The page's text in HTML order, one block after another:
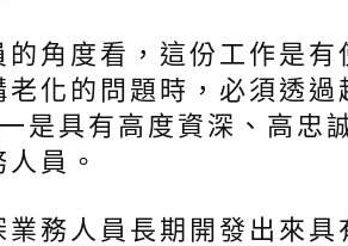
角度看，這份工作是
化的問題時，必須透
是具有高度資深、高忠
員。
務人員長期開發出來